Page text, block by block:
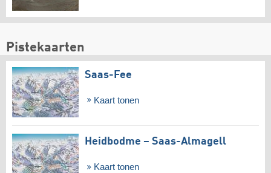
Pistekaarten
Saas-Fee
Kaart tonen
Heidbodme – Saas-Almagell
Kaart tonen